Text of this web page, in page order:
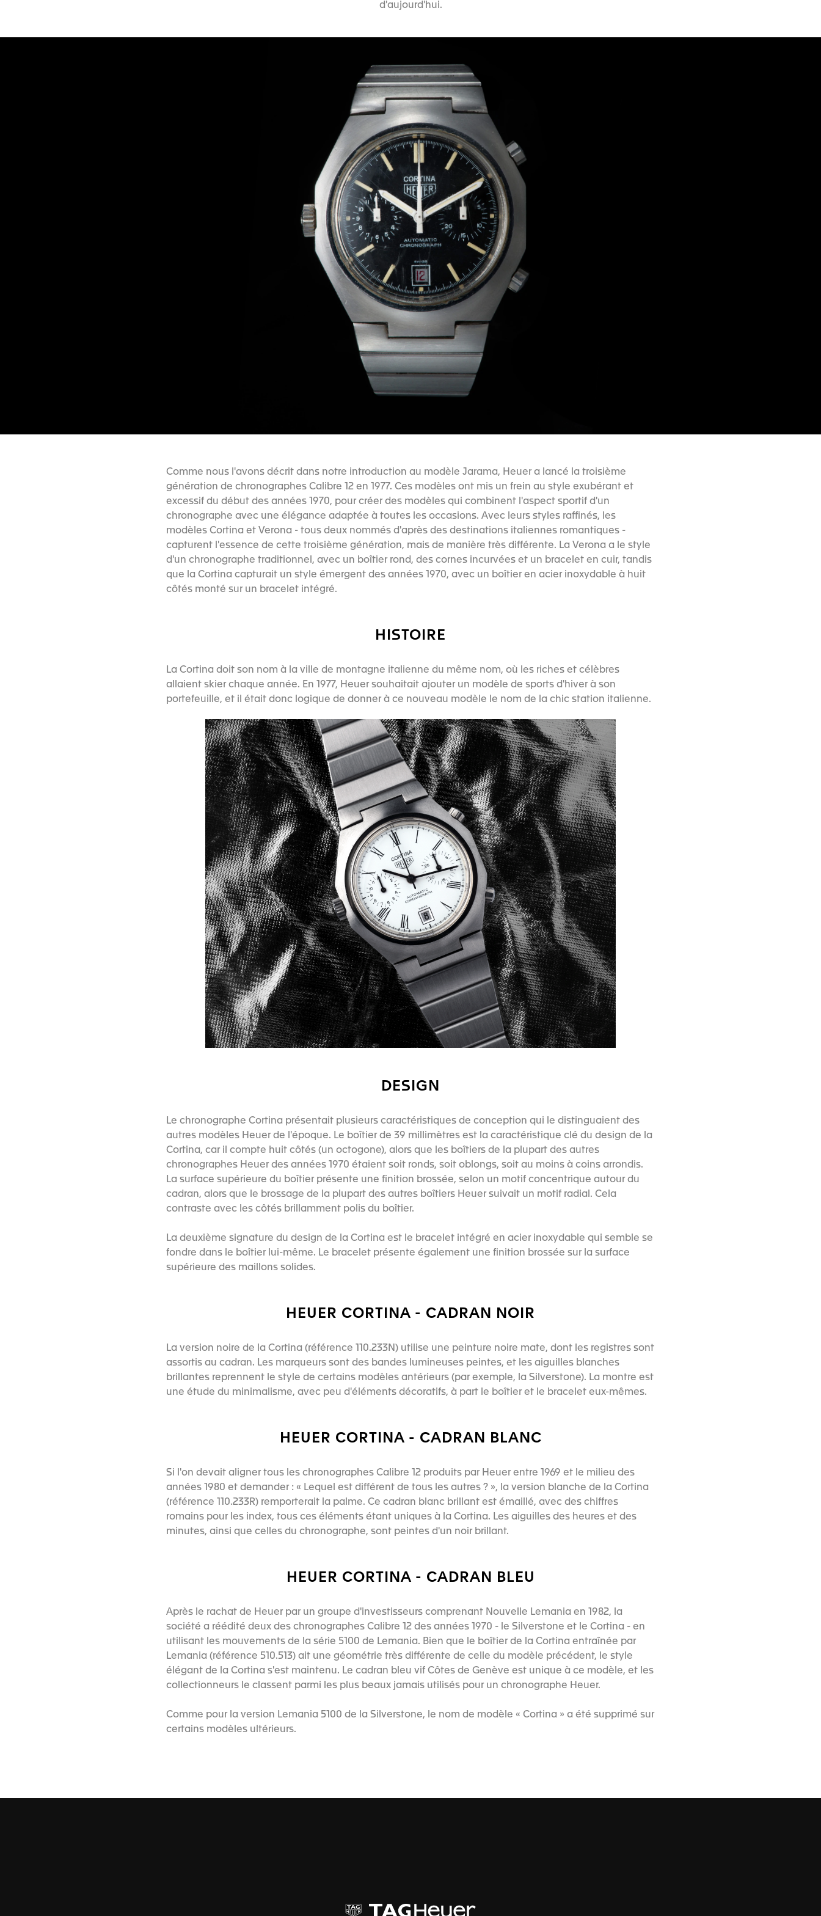
d'aujourd'hui.
Comme nous l'avons décrit dans notre introduction au modèle Jarama, Heuer a lancé la troisième
génération de chronographes Calibre 12 en 1977. Ces modèles ont mis un frein au style exubérant et
excessif du début des années 1970, pour créer des modèles qui combinent l'aspect sportif d'un
chronographe avec une élégance adaptée à toutes les occasions. Avec leurs styles raffinés, les
modèles Cortina et Verona - tous deux nommés d'après des destinations italiennes romantiques -
capturent l'essence de cette troisième génération, mais de manière très différente. La Verona a le style
d'un chronographe traditionnel, avec un boîtier rond, des cornes incurvées et un bracelet en cuir, tandis
que la Cortina capturait un style émergent des années 1970, avec un boîtier en acier inoxydable à huit
côtés monté sur un bracelet intégré.
HISTOIRE
La Cortina doit son nom à la ville de montagne italienne du même nom, où les riches et célèbres
allaient skier chaque année. En 1977, Heuer souhaitait ajouter un modèle de sports d'hiver à son
portefeuille, et il était donc logique de donner à ce nouveau modèle le nom de la chic station italienne.
DESIGN
Le chronographe Cortina présentait plusieurs caractéristiques de conception qui le distinguaient des
autres modèles Heuer de l'époque. Le boîtier de 39 millimètres est la caractéristique clé du design de la
Cortina, car il compte huit côtés (un octogone), alors que les boîtiers de la plupart des autres
chronographes Heuer des années 1970 étaient soit ronds, soit oblongs, soit au moins à coins arrondis.
La surface supérieure du boîtier présente une finition brossée, selon un motif concentrique autour du
cadran, alors que le brossage de la plupart des autres boîtiers Heuer suivait un motif radial. Cela
contraste avec les côtés brillamment polis du boîtier.
La deuxième signature du design de la Cortina est le bracelet intégré en acier inoxydable qui semble se
fondre dans le boîtier lui-même. Le bracelet présente également une finition brossée sur la surface
supérieure des maillons solides.
HEUER CORTINA - CADRAN NOIR
La version noire de la Cortina (référence 110.233N) utilise une peinture noire mate, dont les registres sont
assortis au cadran. Les marqueurs sont des bandes lumineuses peintes, et les aiguilles blanches
brillantes reprennent le style de certains modèles antérieurs (par exemple, la Silverstone). La montre est
une étude du minimalisme, avec peu d'éléments décoratifs, à part le boîtier et le bracelet eux-mêmes.
HEUER CORTINA - CADRAN BLANC
Si l'on devait aligner tous les chronographes Calibre 12 produits par Heuer entre 1969 et le milieu des
années 1980 et demander : « Lequel est différent de tous les autres ? », la version blanche de la Cortina
(référence 110.233R) remporterait la palme. Ce cadran blanc brillant est émaillé, avec des chiffres
romains pour les index, tous ces éléments étant uniques à la Cortina. Les aiguilles des heures et des
minutes, ainsi que celles du chronographe, sont peintes d'un noir brillant.
HEUER CORTINA - CADRAN BLEU
Après le rachat de Heuer par un groupe d'investisseurs comprenant Nouvelle Lemania en 1982, la
société a réédité deux des chronographes Calibre 12 des années 1970 - le Silverstone et le Cortina - en
utilisant les mouvements de la série 5100 de Lemania. Bien que le boîtier de la Cortina entraînée par
Lemania (référence 510.513) ait une géométrie très différente de celle du modèle précédent, le style
élégant de la Cortina s'est maintenu. Le cadran bleu vif Côtes de Genève est unique à ce modèle, et les
collectionneurs le classent parmi les plus beaux jamais utilisés pour un chronographe Heuer.
Comme pour la version Lemania 5100 de la Silverstone, le nom de modèle « Cortina » a été supprimé sur
certains modèles ultérieurs.